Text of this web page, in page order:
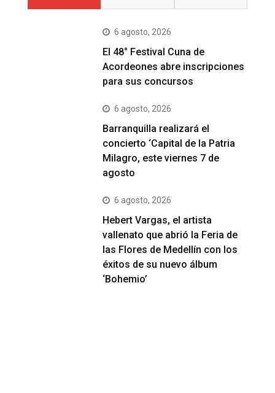
6 agosto, 2026
El 48° Festival Cuna de
Acordeones abre inscripciones
para sus concursos
6 agosto, 2026
Barranquilla realizará el
concierto ‘Capital de la Patria
Milagro, este viernes 7 de
agosto
6 agosto, 2026
Hebert Vargas, el artista
vallenato que abrió la Feria de
las Flores de Medellín con los
éxitos de su nuevo álbum
‘Bohemio’